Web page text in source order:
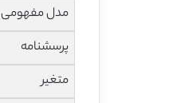
مدل مفهومی
پرسشنامه
متغیر